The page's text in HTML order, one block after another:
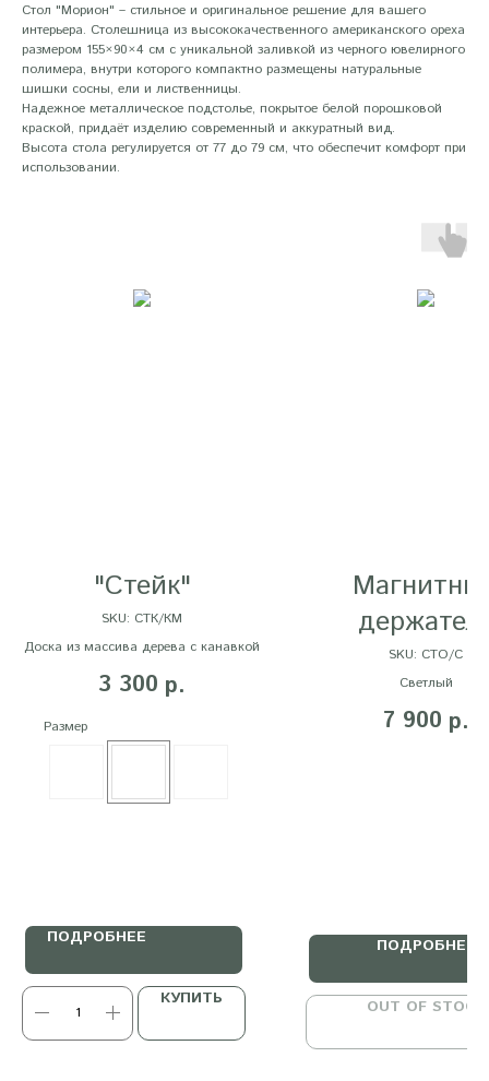
Стол "Морион" – стильное и оригинальное решение для вашего
интерьера. Столешница из высококачественного американского ореха
размером 155×90×4 см с уникальной заливкой из черного ювелирного
полимера, внутри которого компактно размещены натуральные
шишки сосны, ели и лиственницы.
Надежное металлическое подстолье, покрытое белой порошковой
краской, придаёт изделию современный и аккуратный вид.
Высота стола регулируется от 77 до 79 см, что обеспечит комфорт при
использовании.
"Стейк"
SKU: СТК/КМ
Доска из массива дерева с канавкой
3 300 р.
Размер
ПОДРОБНЕЕ
КУПИТЬ
"Стойко"
SKU: СТО/С
Светлый
7 900 р.
ПОДРОБНЕЕ
OUT OF STOCK